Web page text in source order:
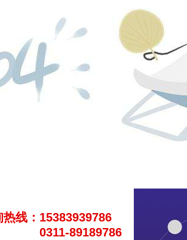
热线：15383939786
0311-89189786